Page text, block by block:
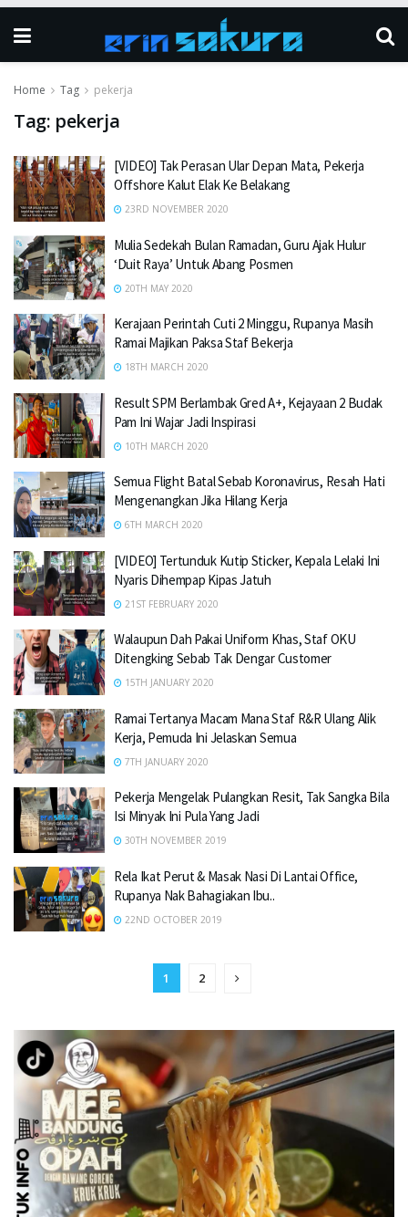
Home Tag pekerja
Tag: pekerja
[VIDEO] Tak Perasan Ular Depan Mata, Pekerja
Offshore Kalut Elak Ke Belakang
23RD NOVEMBER 2020
Mulia Sedekah Bulan Ramadan, Guru Ajak Hulur
‘Duit Raya’ Untuk Abang Posmen
20TH MAY 2020
Kerajaan Perintah Cuti 2 Minggu, Rupanya Masih
Ramai Majikan Paksa Staf Bekerja
18TH MARCH 2020
Result SPM Berlambak Gred A+, Kejayaan 2 Budak
Pam Ini Wajar Jadi Inspirasi
10TH MARCH 2020
Semua Flight Batal Sebab Koronavirus, Resah Hati
Mengenangkan Jika Hilang Kerja
6TH MARCH 2020
[VIDEO] Tertunduk Kutip Sticker, Kepala Lelaki Ini
Nyaris Dihempap Kipas Jatuh
21ST FEBRUARY 2020
Walaupun Dah Pakai Uniform Khas, Staf OKU
Ditengking Sebab Tak Dengar Customer
15TH JANUARY 2020
Ramai Tertanya Macam Mana Staf R&R Ulang Alik
Kerja, Pemuda Ini Jelaskan Semua
7TH JANUARY 2020
Pekerja Mengelak Pulangkan Resit, Tak Sangka Bila
Isi Minyak Ini Pula Yang Jadi
30TH NOVEMBER 2019
Rela Ikat Perut & Masak Nasi Di Lantai Office,
Rupanya Nak Bahagiakan Ibu..
22ND OCTOBER 2019
1 2